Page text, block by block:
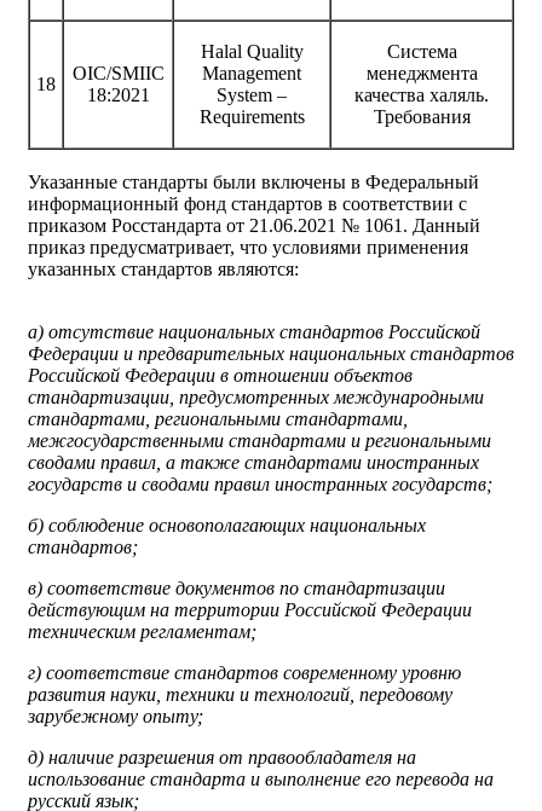
18
OIC/SMIIC
18:2021
Halal Quality
Management
System –
Requirements
Система
менеджмента
качества халяль.
Требования
Указанные стандарты были включены в Федеральный
информационный фонд стандартов в соответствии с
приказом Росстандарта от 21.06.2021 № 1061. Данный
приказ предусматривает, что условиями применения
указанных стандартов являются:
а) отсутствие национальных стандартов Российской
Федерации и предварительных национальных стандартов
Российской Федерации в отношении объектов
стандартизации, предусмотренных международными
стандартами, региональными стандартами,
межгосударственными стандартами и региональными
сводами правил, а также стандартами иностранных
государств и сводами правил иностранных государств;
б) соблюдение основополагающих национальных
стандартов;
в) соответствие документов по стандартизации
действующим на территории Российской Федерации
техническим регламентам;
г) соответствие стандартов современному уровню
развития науки, техники и технологий, передовому
зарубежному опыту;
д) наличие разрешения от правообладателя на
использование стандарта и выполнение его перевода на
русский язык;